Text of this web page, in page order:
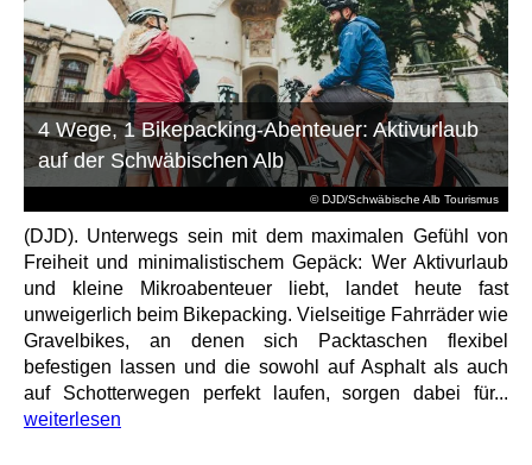
© DJD/Schwäbische Alb Tourismus
4 Wege, 1 Bikepacking-Abenteuer: Aktivurlaub
auf der Schwäbischen Alb
(DJD). Unterwegs sein mit dem maximalen Gefühl von
Freiheit und minimalistischem Gepäck: Wer Aktivurlaub
und kleine Mikroabenteuer liebt, landet heute fast
unweigerlich beim Bikepacking. Vielseitige Fahrräder wie
Gravelbikes, an denen sich Packtaschen flexibel
befestigen lassen und die sowohl auf Asphalt als auch
auf Schotterwegen perfekt laufen, sorgen dabei für...
weiterlesen